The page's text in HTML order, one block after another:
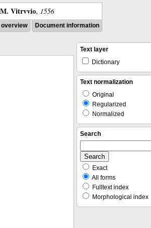
Vitrvvio, 1556
overview Document information
Text layer
Dictionary
Text normalization
Original
Regularized
Normalized
Search
Exact
All forms
Fulltext index
Morphological index